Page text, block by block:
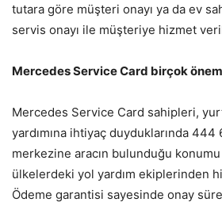
tutara göre müşteri onayı ya da ev
servis onayı ile müşteriye hizmet
Mercedes Service Card birçok
Mercedes Service Card sahipleri, yurt
yardımına ihtiyaç duyduklarında 444
merkezine aracın bulunduğu
ülkelerdeki yol yardım ekiplerinden
Ödeme garantisi sayesinde onay